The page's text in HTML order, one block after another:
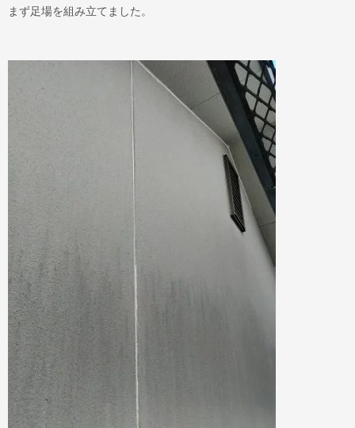
まず足場を組み立てました。